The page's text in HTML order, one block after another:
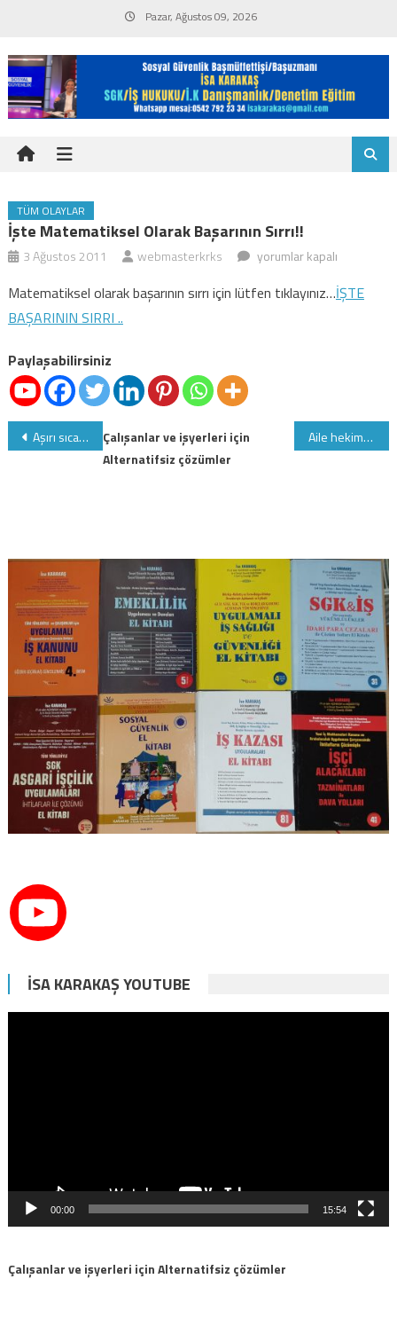
content
Pazar, Ağustos 09, 2026
TÜM OLAYLAR
İşte Matematiksel Olarak Başarının Sırrı!!
3 Ağustos 2011 webmasterkrks
İşte
olarak
yorumlar kapalı
Matematiksel olarak başarının sırrı için lütfen tıklayınız…İŞTE
BAŞARININ SIRRI ..
Paylaşabilirsiniz
Yazı
gezinmesi
Aşırı sıcak olan yaz aylarına yönelik sağlıklı beslenme önerileri Aile hekimleri tarafından yapılan mal ve hizmet alımlarına ilişkin ödemelerin vergilendirilmesi
Çalışanlar ve işyerleri için
Alternatifsiz çözümler
İSA KARAKAŞ YOUTUBE
00:00 15:54
Çalışanlar ve işyerleri için Alternatifsiz çözümler